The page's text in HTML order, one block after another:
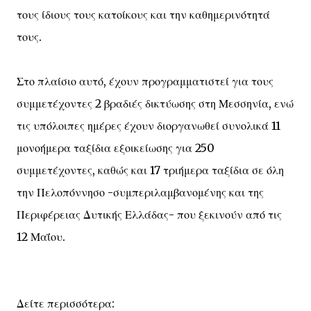
τους ίδιους τους κατοίκους και την καθημερινότητά
τους.
Στο πλαίσιο αυτό, έχουν προγραμματιστεί για τους
συμμετέχοντες 2 βραδιές δικτύωσης στη Μεσσηνία, ενώ
τις υπόλοιπες ημέρες έχουν διοργανωθεί συνολικά 11
μονοήμερα ταξίδια εξοικείωσης για 250
συμμετέχοντες, καθώς και 17 τριήμερα ταξίδια σε όλη
την Πελοπόννησο -συμπεριλαμβανομένης και της
Περιφέρειας Δυτικής Ελλάδας- που ξεκινούν από τις
12 Μαΐου.
Δείτε περισσότερα: